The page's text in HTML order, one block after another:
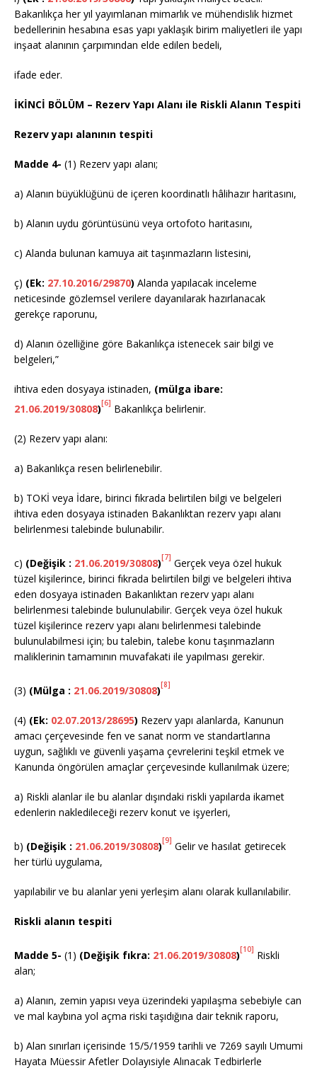
Bakanlıkça her yıl yayımlanan mimarlık ve mühendislik hizmet
bedellerinin hesabına esas yapı yaklaşık birim maliyetleri ile yapı
inşaat alanının çarpımından elde edilen bedeli,
ifade eder.
İKİNCİ BÖLÜM – Rezerv Yapı Alanı ile Riskli Alanın Tespiti
Rezerv yapı alanının tespiti
Madde 4- (1) Rezerv yapı alanı;
a) Alanın büyüklüğünü de içeren koordinatlı hâlihazır haritasını,
b) Alanın uydu görüntüsünü veya ortofoto haritasını,
c) Alanda bulunan kamuya ait taşınmazların listesini,
ç) (Ek: 27.10.2016/29870) Alanda yapılacak inceleme
neticesinde gözlemsel verilere dayanılarak hazırlanacak
gerekçe raporunu,
d) Alanın özelliğine göre Bakanlıkça istenecek sair bilgi ve
belgeleri,”
ihtiva eden dosyaya istinaden, (mülga ibare:
21.06.2019/30808)[6] Bakanlıkça belirlenir.
(2) Rezerv yapı alanı:
a) Bakanlıkça resen belirlenebilir.
b) TOKİ veya İdare, birinci fıkrada belirtilen bilgi ve belgeleri
ihtiva eden dosyaya istinaden Bakanlıktan rezerv yapı alanı
belirlenmesi talebinde bulunabilir.
c) (Değişik : 21.06.2019/30808)[7] Gerçek veya özel hukuk
tüzel kişilerince, birinci fıkrada belirtilen bilgi ve belgeleri ihtiva
eden dosyaya istinaden Bakanlıktan rezerv yapı alanı
belirlenmesi talebinde bulunulabilir. Gerçek veya özel hukuk
tüzel kişilerince rezerv yapı alanı belirlenmesi talebinde
bulunulabilmesi için; bu talebin, talebe konu taşınmazların
maliklerinin tamamının muvafakati ile yapılması gerekir.
(3) (Mülga : 21.06.2019/30808)[8]
(4) (Ek: 02.07.2013/28695) Rezerv yapı alanlarda, Kanunun
amacı çerçevesinde fen ve sanat norm ve standartlarına
uygun, sağlıklı ve güvenli yaşama çevrelerini teşkil etmek ve
Kanunda öngörülen amaçlar çerçevesinde kullanılmak üzere;
a) Riskli alanlar ile bu alanlar dışındaki riskli yapılarda ikamet
edenlerin nakledileceği rezerv konut ve işyerleri,
b) (Değişik : 21.06.2019/30808)[9] Gelir ve hasılat getirecek
her türlü uygulama,
yapılabilir ve bu alanlar yeni yerleşim alanı olarak kullanılabilir.
Riskli alanın tespiti
Madde 5- (1) (Değişik fıkra: 21.06.2019/30808)[10] Riskli
alan;
a) Alanın, zemin yapısı veya üzerindeki yapılaşma sebebiyle can
ve mal kaybına yol açma riski taşıdığına dair teknik raporu,
b) Alan sınırları içerisinde 15/5/1959 tarihli ve 7269 sayılı Umumi
Hayata Müessir Afetler Dolayısiyle Alınacak Tedbirlerle